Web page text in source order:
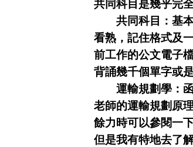
共同科目是幾乎完
共同科目： 基
看熟，記住格式及
前工作的公文電子
背誦幾千個單字或
運輸規劃學：
老師的運輸規劃原
餘力時可以參閱一
但是我有特地去了